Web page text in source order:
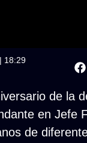
18:29
de la
en Jefe
de
wplink